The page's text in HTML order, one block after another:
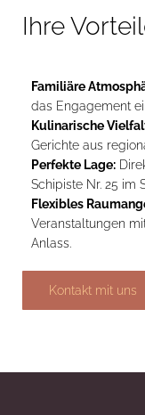
Ihre
Familiäre
das Engagement
Kulinarische
Gerichte aus
Perfekte Lage:
Schipiste Nr. 25 im
Flexibles
Veranstaltungen
Anlass.
Kontakt mit uns